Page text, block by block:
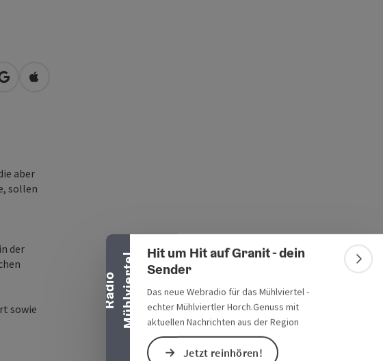
R
a
d
i
o
M
ü
h
l
v
i
e
r
t
e l
Banner einklappen
Hit um Hit auf Granit - dein
Sender
Das neue Webradio für das Mühlviertel -
echter Mühlviertler Horch.Genuss mit
aktuellen Nachrichten aus der Region
Jetzt reinhören!
in Google Maps öffnen
in Apple Maps öffnen
aber
sollen
der
sowie